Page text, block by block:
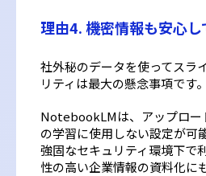
理由4. 機密情報も安心
社外秘のデータを使ってスラ
リティは最大の懸念事項です。
NotebookLMは、アップロー
の学習に使用しない設定が可
強固なセキュリティ環境下で
性の高い企業情報の資料化に